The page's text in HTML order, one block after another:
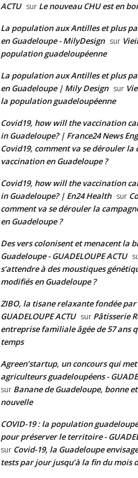
ACTU sur Le nouveau CHU est en
La population aux Antilles et plus
en Guadeloupe - MilyDesign sur
population guadeloupéenne
La population aux Antilles et plus
en Guadeloupe | Mily Design sur
la population guadeloupéenne
Covid19, how will the vaccination
in Guadeloupe? | France24 News
Covid19, comment va se dérouler la
vaccination en Guadeloupe ?
Covid19, how will the vaccination
in Guadeloupe? | En24 Health sur
comment va se dérouler la
en Guadeloupe ?
Des vers colonisent et menacent la
Guadeloupe - GUADELOUPE ACTU
s’attendre à des moustiques
modifiés en Guadeloupe ?
ZIBO, la tisane relaxante fondée
GUADELOUPE ACTU sur Pâtisserie
entreprise familiale âgée de 57 ans
temps
Agreen’startup, un concours qui
agriculteurs guadeloupéens -
sur Banane de Guadeloupe, bonne
nouvelle
COVID-19 : la population
pour préserver le territoire -
sur Covid-19, la Guadeloupe
tests par jour jusqu’à la fin du mois